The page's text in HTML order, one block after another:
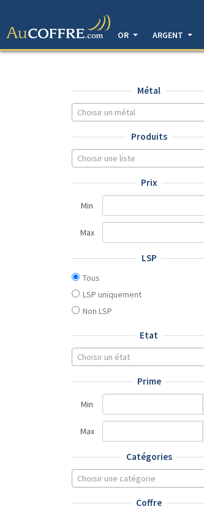
OR
ARGENT
Métal
Choisir un métal
Produits
Choisir une liste
Prix
Min
Max
LSP
Tous
LSP uniquement
Non LSP
Etat
Choisir un état
Prime
Min
Max
Catégories
Choisir une catégorie
Coffre